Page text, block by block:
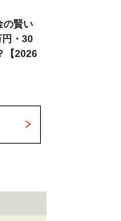
の賢い
・30
【2026